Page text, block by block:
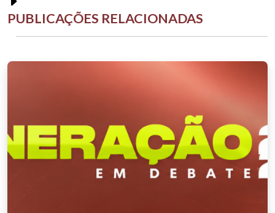
PUBLICAÇÕES RELACIONADAS